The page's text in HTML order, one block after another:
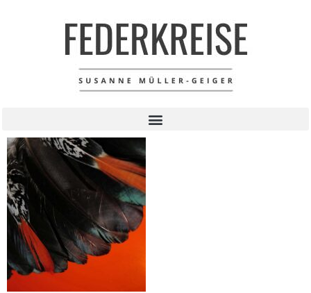
Federkreise auf
Acryl